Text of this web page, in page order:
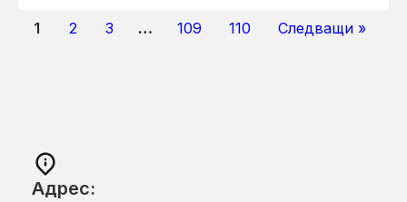
1 2 3 … 109 110 Следващи »
Адрес: